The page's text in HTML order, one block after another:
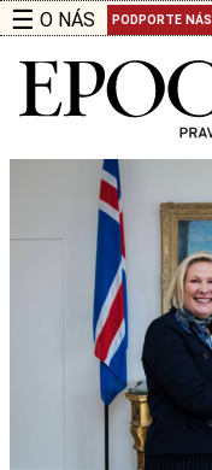
☰ O NÁS PODPORTE NÁS